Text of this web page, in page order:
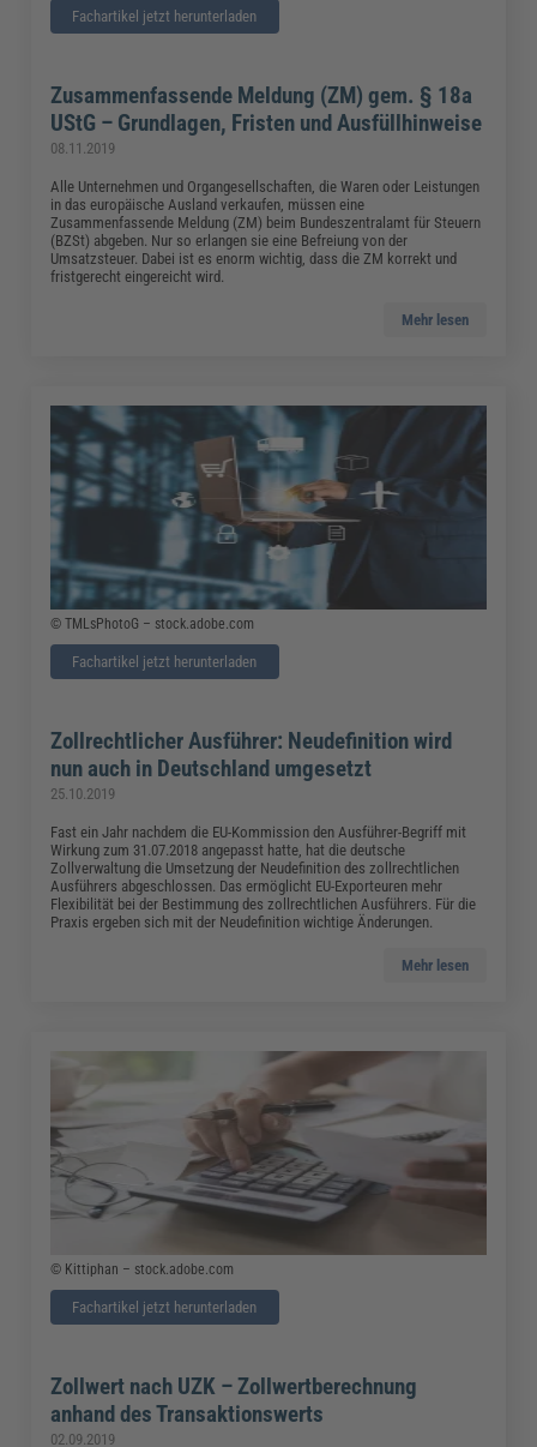
Fachartikel jetzt herunterladen
Zusammenfassende Meldung (ZM) gem. § 18a
UStG – Grundlagen, Fristen und Ausfüllhinweise
08.11.2019
Alle Unternehmen und Organgesellschaften, die Waren oder Leistungen
in das europäische Ausland verkaufen, müssen eine
Zusammenfassende Meldung (ZM) beim Bundeszentralamt für Steuern
(BZSt) abgeben. Nur so erlangen sie eine Befreiung von der
Umsatzsteuer. Dabei ist es enorm wichtig, dass die ZM korrekt und
fristgerecht eingereicht wird.
Mehr lesen
© TMLsPhotoG – stock.adobe.com
Fachartikel jetzt herunterladen
Zollrechtlicher Ausführer: Neudefinition wird
nun auch in Deutschland umgesetzt
25.10.2019
Fast ein Jahr nachdem die EU-Kommission den Ausführer-Begriff mit
Wirkung zum 31.07.2018 angepasst hatte, hat die deutsche
Zollverwaltung die Umsetzung der Neudefinition des zollrechtlichen
Ausführers abgeschlossen. Das ermöglicht EU-Exporteuren mehr
Flexibilität bei der Bestimmung des zollrechtlichen Ausführers. Für die
Praxis ergeben sich mit der Neudefinition wichtige Änderungen.
Mehr lesen
© Kittiphan – stock.adobe.com
Fachartikel jetzt herunterladen
Zollwert nach UZK – Zollwertberechnung
anhand des Transaktionswerts
02.09.2019